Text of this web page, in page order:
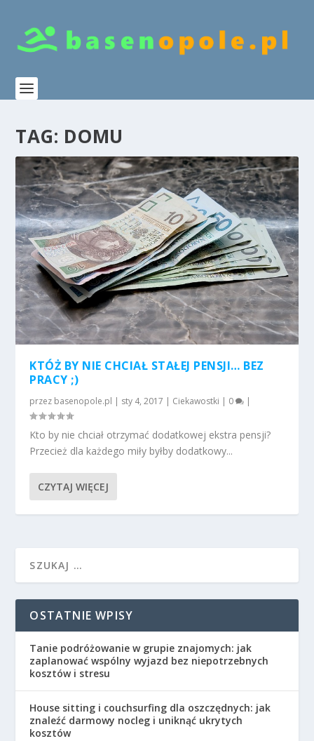
TAG: DOMU
KTÓŻ BY NIE CHCIAŁ STAŁEJ PENSJI… BEZ
PRACY ;)
przez basenopole.pl | sty 4, 2017 | Ciekawostki | 0 |
Kto by nie chciał otrzymać dodatkowej ekstra pensji?
Przecież dla każdego miły byłby dodatkowy...
CZYTAJ WIĘCEJ
OSTATNIE WPISY
Tanie podróżowanie w grupie znajomych: jak
zaplanować wspólny wyjazd bez niepotrzebnych
kosztów i stresu
House sitting i couchsurfing dla oszczędnych: jak
znaleźć darmowy nocleg i uniknąć ukrytych
kosztów